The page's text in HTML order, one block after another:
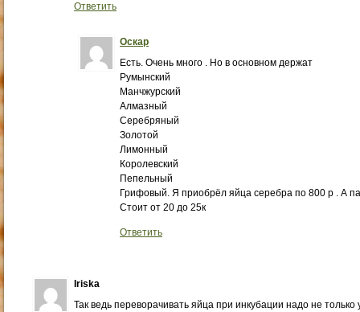
Ответить
Оскар
Есть. Очень много . Но в основном держат
Румынский
Манчжурский
Алмазный
Серебряный
Золотой
Лимонный
Королевский
Пепельный
Грифовый. Я приобрёл яйца серебра по 800 р . А
Стоит от 20 до 25к
Ответить
Iriska
Так ведь переворачивать яйца при инкубации надо не